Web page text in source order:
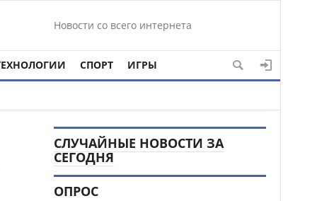
Новости со всего интернета
СПОРТ ИГРЫ
СЛУЧАЙНЫЕ НОВОСТИ ЗА
СЕГОДНЯ
ОПРОС